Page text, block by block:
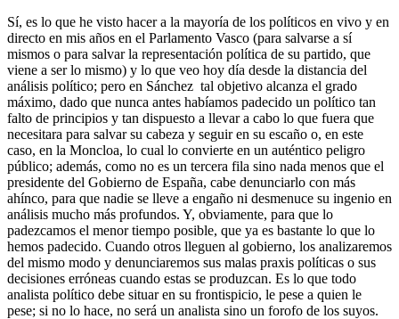
Sí, es lo que he visto hacer a la mayoría de los políticos en vivo y en
directo en mis años en el Parlamento Vasco (para salvarse a sí
mismos o para salvar la representación política de su partido, que
viene a ser lo mismo) y lo que veo hoy día desde la distancia del
análisis político; pero en Sánchez tal objetivo alcanza el grado
máximo, dado que nunca antes habíamos padecido un político tan
falto de principios y tan dispuesto a llevar a cabo lo que fuera que
necesitara para salvar su cabeza y seguir en su escaño o, en este
caso, en la Moncloa, lo cual lo convierte en un auténtico peligro
público; además, como no es un tercera fila sino nada menos que el
presidente del Gobierno de España, cabe denunciarlo con más
ahínco, para que nadie se lleve a engaño ni desmenuce su ingenio en
análisis mucho más profundos. Y, obviamente, para que lo
padezcamos el menor tiempo posible, que ya es bastante lo que lo
hemos padecido. Cuando otros lleguen al gobierno, los analizaremos
del mismo modo y denunciaremos sus malas praxis políticas o sus
decisiones erróneas cuando estas se produzcan. Es lo que todo
analista político debe situar en su frontispicio, le pese a quien le
pese; si no lo hace, no será un analista sino un forofo de los suyos.